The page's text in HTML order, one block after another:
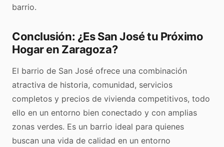
barrio.
Conclusión: ¿Es San José tu Próximo
Hogar en Zaragoza?
El barrio de San José ofrece una combinación
atractiva de historia, comunidad, servicios
completos y precios de vivienda competitivos, todo
ello en un entorno bien conectado y con amplias
zonas verdes. Es un barrio ideal para quienes
buscan una vida de calidad en un entorno